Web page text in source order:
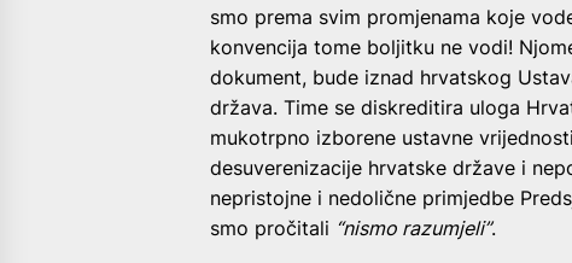
smo prema svim promjenama koje
konvencija tome boljitku ne vodi!
dokument, bude iznad hrvatskog
država. Time se diskreditira uloga
mukotrpno izborene ustavne
desuverenizacije hrvatske države i
nepristojne i nedolične primjedbe
smo pročitali “nismo razumjeli”.